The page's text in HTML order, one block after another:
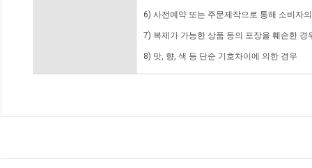
6) 사전예약 또는 주문제작으로 통해 소비자
7) 복제가 가능한 상품 등의 포장을 훼손한 경
8) 맛, 향, 색 등 단순 기호차이에 의한 경우